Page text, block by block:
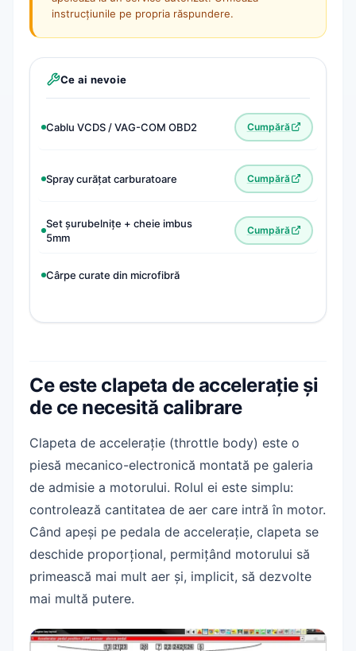
instrucțiunile pe propria răspundere.
Ce ai nevoie
Cablu VCDS / VAG-COM OBD2 Cumpără
Spray curățat carburatoare Cumpără
Set șurubelnițe + cheie imbus
5mm
Cumpără
Cârpe curate din microfibră
Ce este clapeta de accelerație și
de ce necesită calibrare
Clapeta de accelerație (throttle body) este o
piesă mecanico-electronică montată pe galeria
de admisie a motorului. Rolul ei este simplu:
controlează cantitatea de aer care intră în motor.
Când apeși pe pedala de accelerație, clapeta se
deschide proporțional, permițând motorului să
primească mai mult aer și, implicit, să dezvolte
mai multă putere.